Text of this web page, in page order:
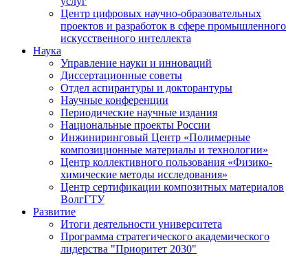
Центр цифровых научно-образовательных
проектов и разработок в сфере промышленного
искусственного интеллекта
Наука
Управление науки и инноваций
Диссертационные советы
Отдел аспирантуры и докторантуры
Научные конференции
Периодические научные издания
Национальные проекты России
Инжиниринговый Центр «Полимерные
композиционные материалы и технологии»
Центр коллективного пользования «Физико-
химические методы исследования»
Центр сертификации композитных материалов
ВолгГТУ
Развитие
Итоги деятельности университета
Программа стратегического академического
лидерства "Приоритет 2030"